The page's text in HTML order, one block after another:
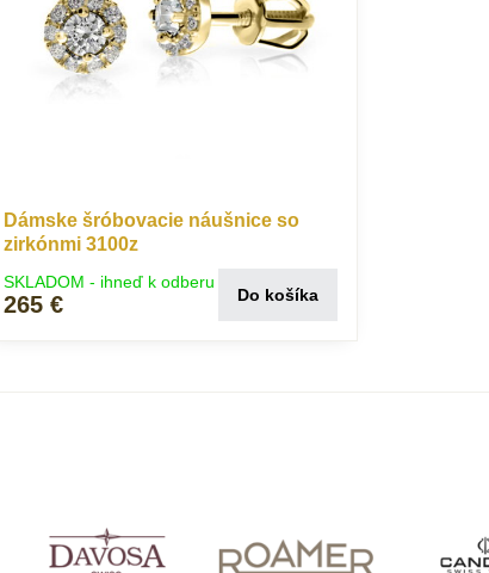
Dámske šróbovacie náušnice so
zirkónmi 3100z
SKLADOM - ihneď k odberu
265 € Do košíka